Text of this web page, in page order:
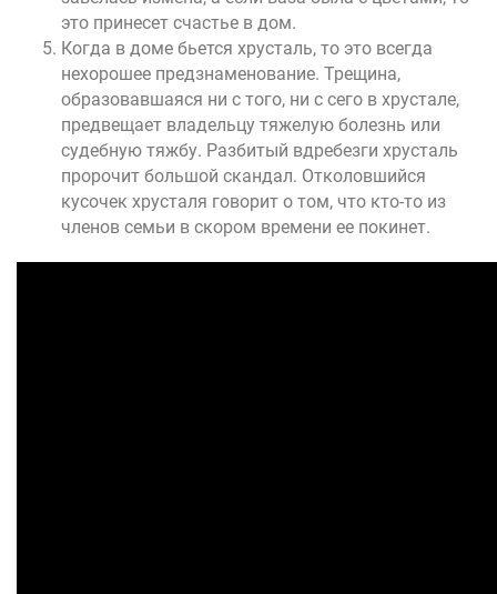
это принесет счастье в дом.
Когда в доме бьется хрусталь, то это всегда
нехорошее предзнаменование. Трещина,
образовавшаяся ни с того, ни с сего в хрустале,
предвещает владельцу тяжелую болезнь или
судебную тяжбу. Разбитый вдребезги хрусталь
пророчит большой скандал. Отколовшийся
кусочек хрусталя говорит о том, что кто-то из
членов семьи в скором времени ее покинет.